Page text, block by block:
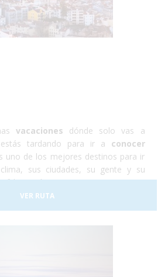
a conocer Japón y, ¡Sólo disfruta!
vacaciones dónde solo vas a
estás tardando para ir a conocer
uno de los mejores destinos para ir
sus ciudades, su gente y su
Así que te proponemos una
descubrir en su totalidad sobre
problema alguno. ¡No lo dudes más
VER RUTA